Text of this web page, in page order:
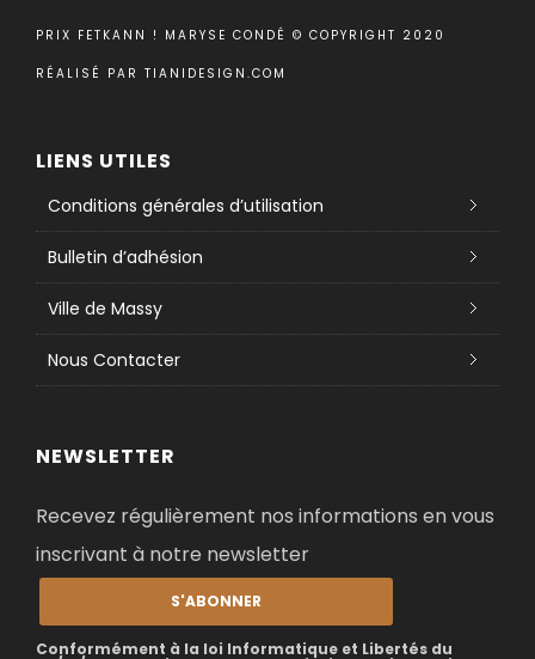
PRIX FETKANN ! MARYSE CONDÉ © COPYRIGHT 2020
RÉALISÉ PAR TIANIDESIGN.COM
LIENS UTILES
Conditions générales d’utilisation
Bulletin d’adhésion
Ville de Massy
Nous Contacter
NEWSLETTER
Recevez régulièrement nos informations en vous
inscrivant à notre newsletter
S'ABONNER
Conformément à la loi Informatique et Libertés du